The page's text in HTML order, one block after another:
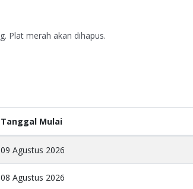
Plat merah akan dihapus.
Tanggal Mulai
09 Agustus 2026
08 Agustus 2026